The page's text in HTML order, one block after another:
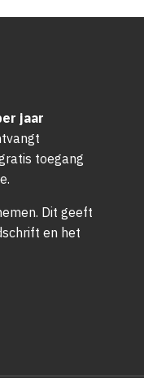
jaar
toegang
Dit geeft
en het